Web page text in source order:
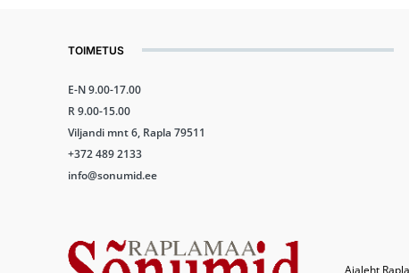
TOIMETUS
E-N 9.00-17.00
R 9.00-15.00
Viljandi mnt 6, Rapla 79511
+372 489 2133
info@sonumid.ee
Ajaleht